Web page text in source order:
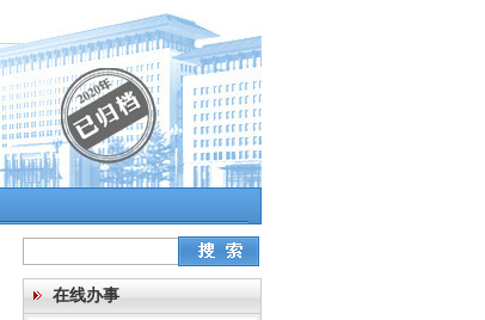
在线办事